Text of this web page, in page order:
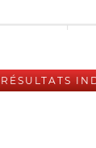
RÉSULTATS